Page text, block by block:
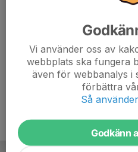
Vi använder oss av
webbplats ska fungera
även för webbanalys i
förbättra
Så
Godkänn